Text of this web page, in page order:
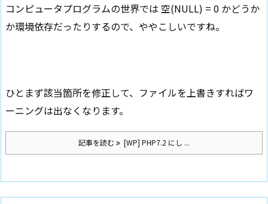
コンピュータプログラムの世界では 空(NULL) = 0 かどうか
か環境依存だったりするので、ややこしいですね。
ひとまず該当箇所を修正して、ファイルを上書きすればワ
ーニングは出なくなります。
記事を読む [WP] PHP7.2 にし ...